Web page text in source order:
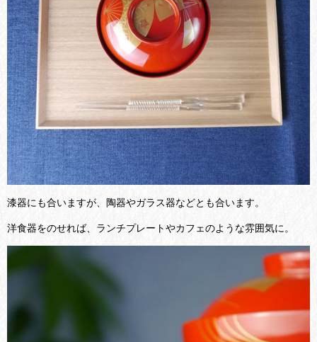
漆器にも合いますが、陶器やガラス器などとも合います。
洋食器をのせれば、ランチプレートやカフェのような雰囲気に。